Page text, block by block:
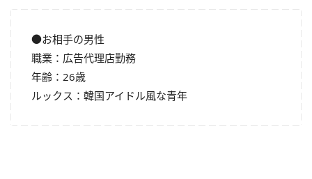
●お相手の男性
職業：広告代理店勤務
年齢：26歳
ルックス：韓国アイドル風な青年